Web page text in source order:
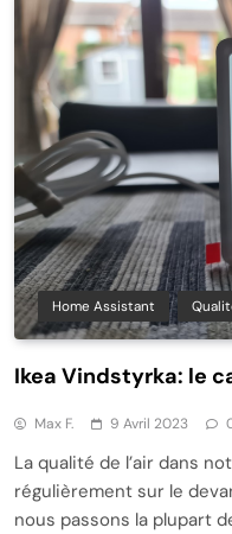
Home Assistant
Ikea Vindstyrka: le
Max F. 9 Avril 2023
La qualité de l’air dans
régulièrement sur le
nous passons la plupart